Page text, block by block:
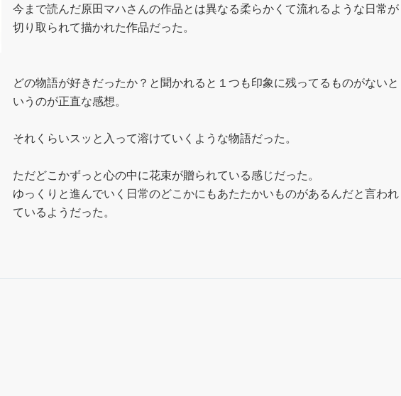
今まで読んだ原田マハさんの作品とは異なる柔らかくて流れるような日常が
切り取られて描かれた作品だった。
どの物語が好きだったか？と聞かれると１つも印象に残ってるものがないと
いうのが正直な感想。
それくらいスッと入って溶けていくような物語だった。
ただどこかずっと心の中に花束が贈られている感じだった。
ゆっくりと進んでいく日常のどこかにもあたたかいものがあるんだと言われ
ているようだった。